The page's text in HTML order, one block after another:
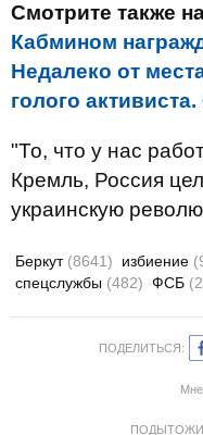
Смотрите также
Кабмином
Недалеко от
голого
"То, что у нас
Кремль, Россия
украинскую
Беркут (8641) избиение
спецслужбы (482) ФСБ
ПОДЕЛИТЬСЯ:
Мне